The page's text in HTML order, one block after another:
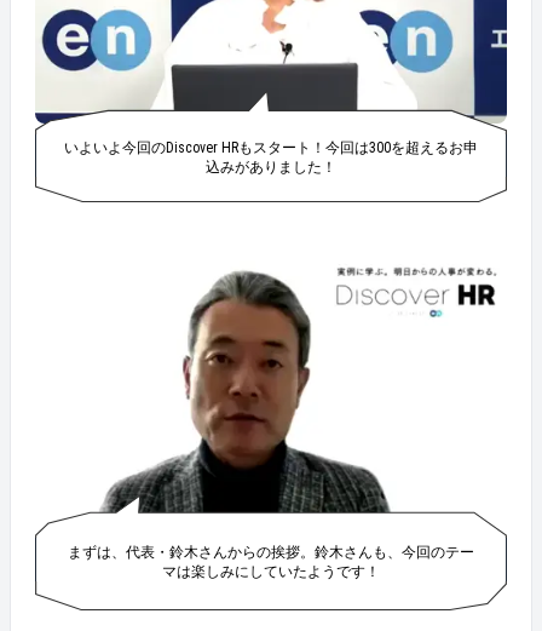
いよいよ今回のDiscover HRもスタート！今回は300を超えるお申
込みがありました！
まずは、代表・鈴木さんからの挨拶。鈴木さんも、今回のテー
マは楽しみにしていたようです！